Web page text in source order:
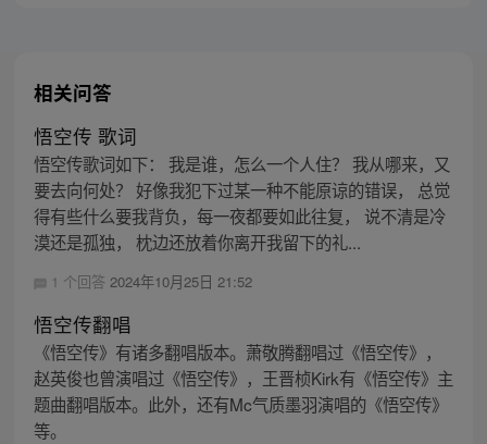
相关问答
悟空传 歌词
悟空传歌词如下： 我是谁，怎么一个人住？ 我从哪来，又
要去向何处？ 好像我犯下过某一种不能原谅的错误， 总觉
得有些什么要我背负，每一夜都要如此往复， 说不清是冷
漠还是孤独， 枕边还放着你离开我留下的礼...
1 个回答 2024年10月25日 21:52
悟空传翻唱
《悟空传》有诸多翻唱版本。萧敬腾翻唱过《悟空传》，
赵英俊也曾演唱过《悟空传》，王晋桢Kirk有《悟空传》主
题曲翻唱版本。此外，还有Mc气质墨羽演唱的《悟空传》
等。